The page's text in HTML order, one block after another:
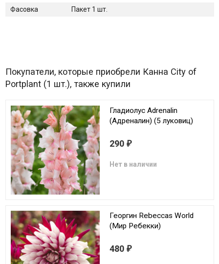
Фасовка Пакет 1 шт.
Покупатели, которые приобрели Канна City of
Portplant (1 шт.), также купили
Гладиолус Adrenalin
(Адреналин) (5 луковиц)
290 ₽
Нет в наличии
Георгин Rebeccas World
(Мир Ребекки)
480 ₽